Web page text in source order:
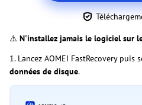
⚠️ N'installez jamais le logiciel sur
1. Lancez AOMEI FastRecovery puis
données de disque.